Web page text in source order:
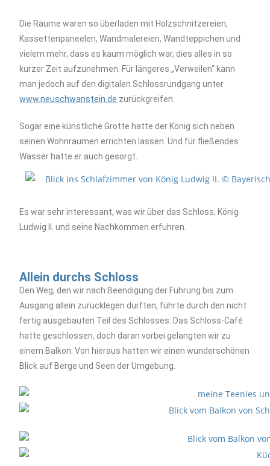
Die Räume waren so überladen mit Holzschnitzereien,
Kassettenpaneelen, Wandmalereien, Wandteppichen und
vielem mehr, dass es kaum möglich war, dies alles in so
kurzer Zeit aufzunehmen. Für längeres „Verweilen“ kann
man jedoch auf den digitalen Schlossrundgang unter
www.neuschwanstein.de zurückgreifen.
Sogar eine künstliche Grotte hatte der König sich neben
seinen Wohnräumen errichten lassen. Und für fließendes
Wasser hatte er auch gesorgt.
Es war sehr interessant, was wir über das Schloss, König
Ludwig II. und seine Nachkommen erfuhren.
Allein durchs Schloss
Den Weg, den wir nach Beendigung der Führung bis zum
Ausgang allein zurücklegen durften, führte durch den nicht
fertig ausgebauten Teil des Schlosses. Das Schloss-Café
hatte geschlossen, doch daran vorbei gelangten wir zu
einem Balkon. Von hieraus hatten wir einen wunderschönen
Blick auf Berge und Seen der Umgebung.